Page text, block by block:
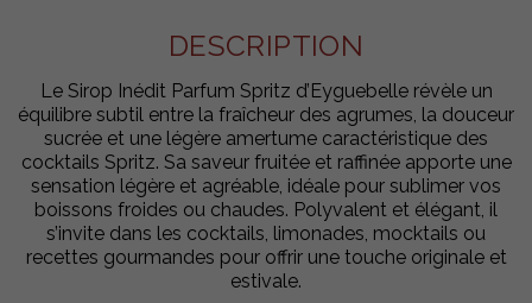
DESCRIPTION
Le Sirop Inédit Parfum Spritz d’Eyguebelle révèle un
équilibre subtil entre la fraîcheur des agrumes, la douceur
sucrée et une légère amertume caractéristique des
cocktails Spritz. Sa saveur fruitée et raffinée apporte une
sensation légère et agréable, idéale pour sublimer vos
boissons froides ou chaudes. Polyvalent et élégant, il
s’invite dans les cocktails, limonades, mocktails ou
recettes gourmandes pour offrir une touche originale et
estivale.